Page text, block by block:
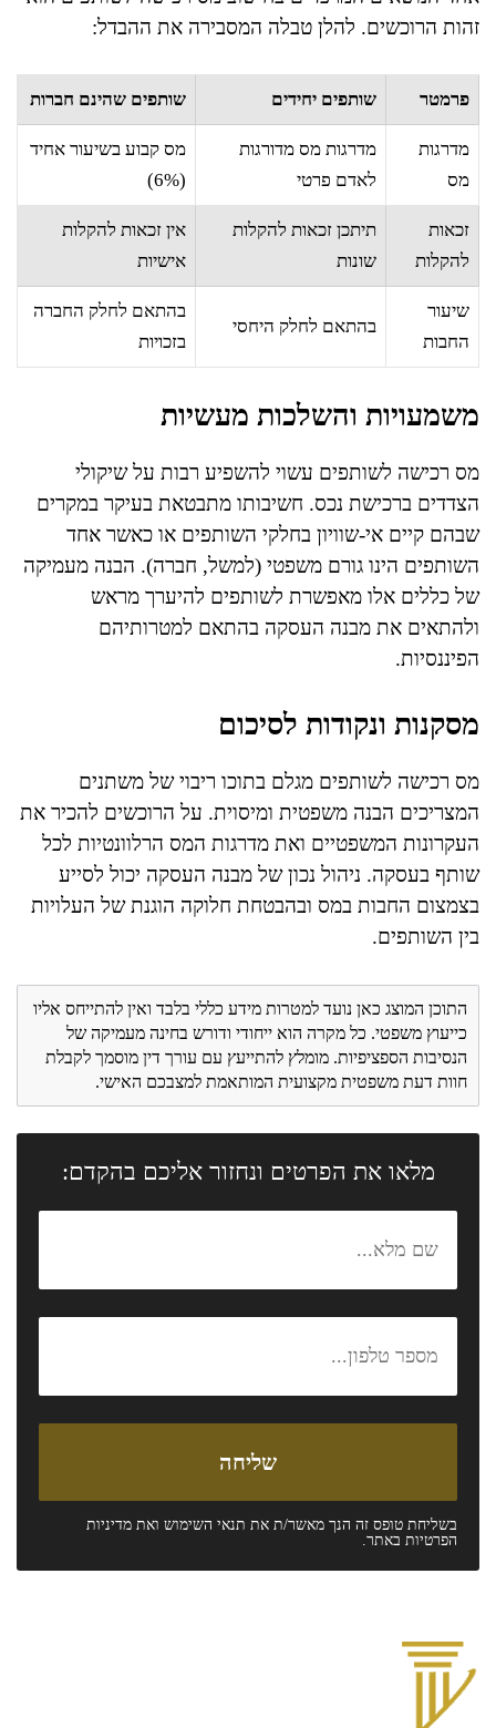
זהות הרוכשים. להלן טבלה המסבירה את ההבדל:
פרמטר שותפים יחידים שותפים שהינם חברות
מדרגות
מס
מדרגות מס מדורגות
לאדם פרטי
מס קבוע בשיעור אחיד
(6%)
זכאות
להקלות
תיתכן זכאות להקלות
שונות
אין זכאות להקלות
אישיות
שיעור
החבות
בהתאם לחלק היחסי
בהתאם לחלק החברה
בזכויות
משמעויות והשלכות מעשיות
מס רכישה לשותפים עשוי להשפיע רבות על שיקולי
הצדדים ברכישת נכס. חשיבותו מתבטאת בעיקר במקרים
שבהם קיים אי-שוויון בחלקי השותפים או כאשר אחד
השותפים הינו גורם משפטי (למשל, חברה). הבנה מעמיקה
של כללים אלו מאפשרת לשותפים להיערך מראש
ולהתאים את מבנה העסקה בהתאם למטרותיהם
הפיננסיות.
מסקנות ונקודות לסיכום
מס רכישה לשותפים מגלם בתוכו ריבוי של משתנים
המצריכים הבנה משפטית ומיסוית. על הרוכשים להכיר את
העקרונות המשפטיים ואת מדרגות המס הרלוונטיות לכל
שותף בעסקה. ניהול נכון של מבנה העסקה יכול לסייע
בצמצום החבות במס ובהבטחת חלוקה הוגנת של העלויות
בין השותפים.
התוכן המוצג כאן נועד למטרות מידע כללי בלבד ואין להתייחס אליו
כייעוץ משפטי. כל מקרה הוא ייחודי ודורש בחינה מעמיקה של
הנסיבות הספציפיות. מומלץ להתייעץ עם עורך דין מוסמך לקבלת
חוות דעת משפטית מקצועית המותאמת למצבכם האישי.
מלאו את הפרטים ונחזור אליכם בהקדם:
בשליחת טופס זה הנך מאשר/ת את תנאי השימוש ואת מדיניות
הפרטיות באתר.